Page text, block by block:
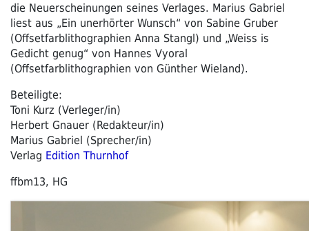
die Neuerscheinungen seines Verlages. Marius Gabriel
liest aus „Ein unerhörter Wunsch“ von Sabine Gruber
(Offsetfarblithographien Anna Stangl) und „Weiss is
Gedicht genug“ von Hannes Vyoral
(Offsetfarblithographien von Günther Wieland).
Beteiligte:
Toni Kurz (Verleger/in)
Herbert Gnauer (Redakteur/in)
Marius Gabriel (Sprecher/in)
Verlag Edition Thurnhof
ffbm13, HG